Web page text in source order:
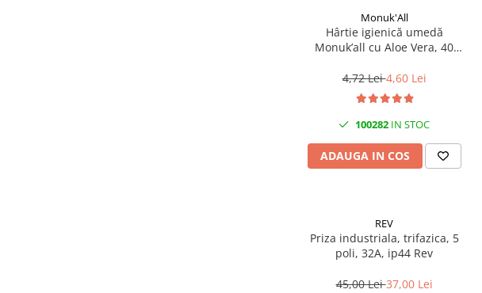
Monuk'All
Hârtie igienică umedă
Monuk’all cu Aloe Vera, 40
alcool
4,72 Lei4,60 Lei
100282 IN STOC
ADAUGA IN COS
REV
Priza industriala, trifazica, 5
poli, 32A, ip44 Rev
45,00 Lei37,00 Lei